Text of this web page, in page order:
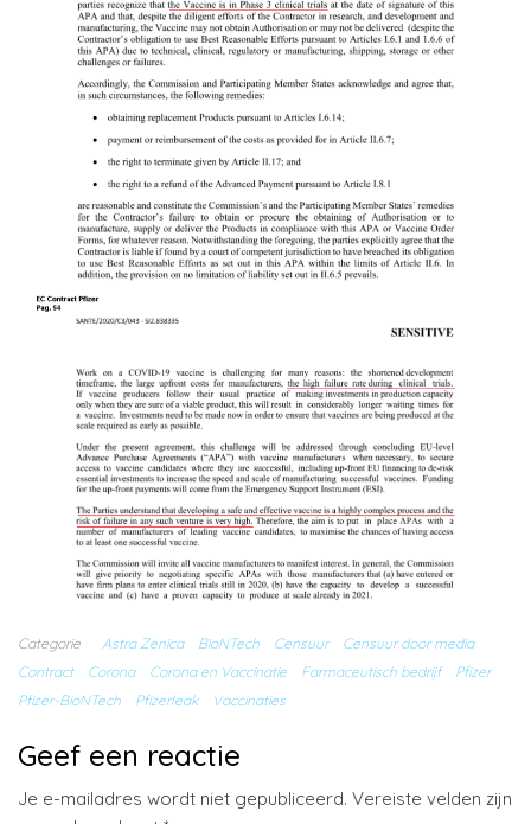
Categorie Astra Zenica BioNTech Censuur
Censuur door media
Contract
Corona Corona en Vaccinatie Farmaceutisch bedrijf
Pfizer
Pfizer-BioNTech
Pfizerleak Vaccinaties
Geef een reactie
Je e-mailadres wordt niet gepubliceerd. Vereiste velden zijn